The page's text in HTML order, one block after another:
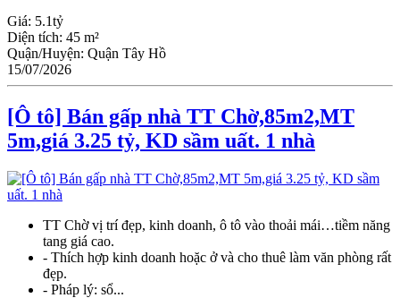
Giá: 5.1tỷ
Diện tích: 45 m²
Quận/Huyện: Quận Tây Hồ
15/07/2026
[Ô tô] Bán gấp nhà TT Chờ,85m2,MT
5m,giá 3.25 tỷ, KD sầm uất. 1 nhà
TT Chờ vị trí đẹp, kinh doanh, ô tô vào thoải mái…tiềm năng
tang giá cao.
- Thích hợp kinh doanh hoặc ở và cho thuê làm văn phòng rất
đẹp.
- Pháp lý: sổ...